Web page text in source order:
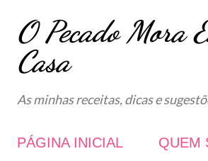
Avançar para o conteúdo
O Pecado Mora
Casa
As minhas receitas, dicas e
PÁGINA INICIAL QUEM